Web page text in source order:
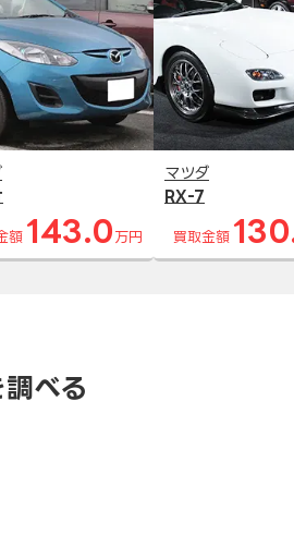
額 143.0 万円
マツダ
RX-7
買取金額
べる